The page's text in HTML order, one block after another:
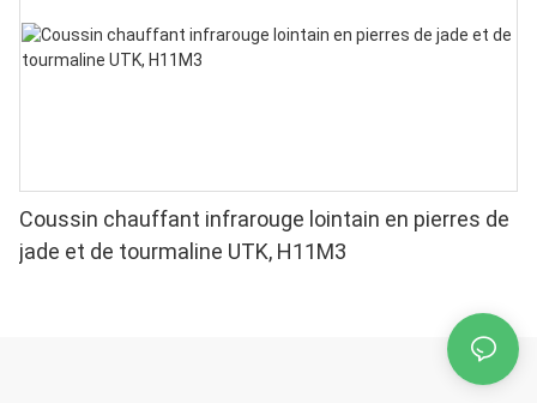
Coussin chauffant infrarouge lointain en pierres de
jade et de tourmaline UTK, H11M3